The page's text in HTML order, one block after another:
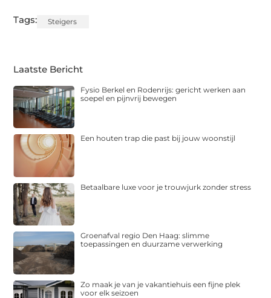
Tags: Steigers
Laatste Bericht
Fysio Berkel en Rodenrijs: gericht werken aan
soepel en pijnvrij bewegen
Een houten trap die past bij jouw woonstijl
Betaalbare luxe voor je trouwjurk zonder stress
Groenafval regio Den Haag: slimme
toepassingen en duurzame verwerking
Zo maak je van je vakantiehuis een fijne plek
voor elk seizoen